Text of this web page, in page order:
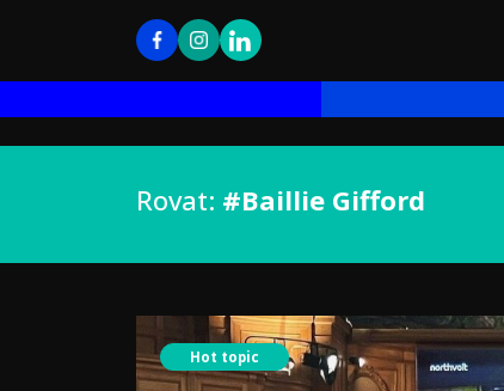
Rovat: #Baillie Gifford
Hot topic